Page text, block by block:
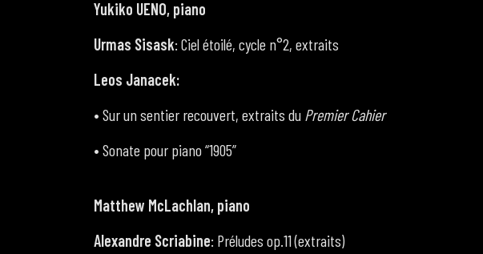
Yukiko UENO, piano
Urmas Sisask: Ciel étoilé, cycle n°2, extraits
Leos Janacek:
• Sur un sentier recouvert, extraits du Premier Cahier
• Sonate pour piano “1905”
Matthew McLachlan, piano
Alexandre Scriabine: Préludes op.11 (extraits)